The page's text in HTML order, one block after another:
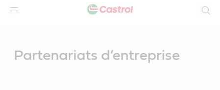
Partenariats d’entreprise